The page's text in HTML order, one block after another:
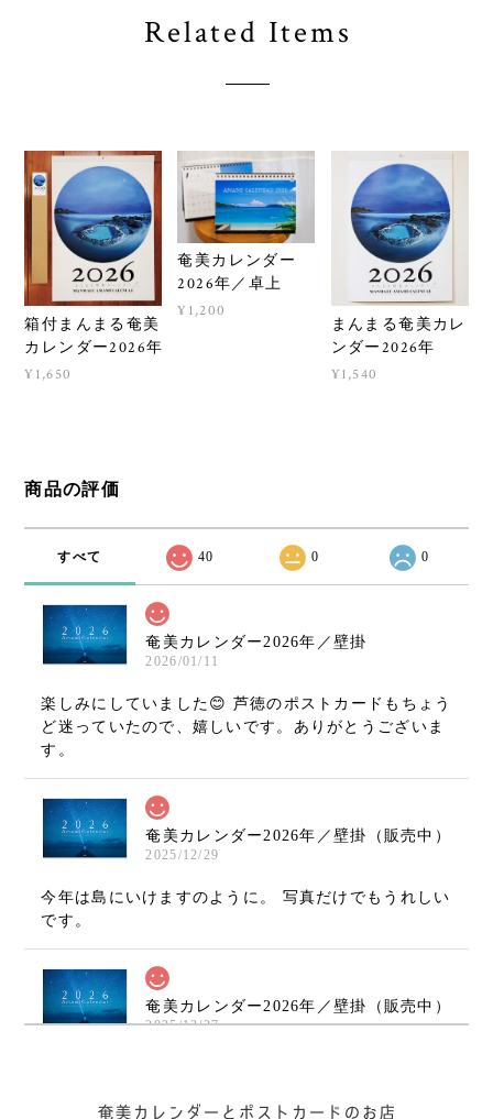
Related Items
箱付まんまる奄美
カレンダー2026年
¥1,650
奄美カレンダー
2026年／卓上
¥1,200
まんまる奄美カレ
ンダー2026年
¥1,540
商品の評価
すべて 40 0 0
奄美カレンダー2026年／壁掛
2026/01/11
楽しみにしていました😊 芦徳のポストカードもちょう
ど迷っていたので、嬉しいです。ありがとうございま
す。
奄美カレンダー2026年／壁掛（販売中）
2025/12/29
今年は島にいけますのように。 写真だけでもうれしい
です。
奄美カレンダー2026年／壁掛（販売中）
2025/12/27
奄美カレンダー2026年／壁掛（販売中）